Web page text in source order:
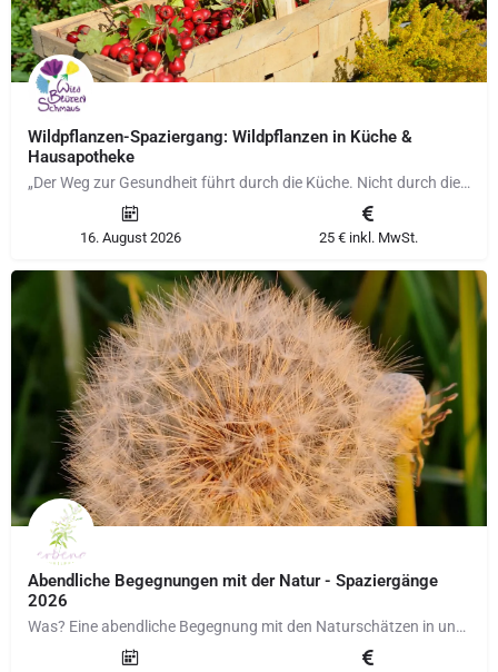
Wildpflanzen-Spaziergang: Wildpflanzen in Küche &
Hausapotheke
„Der Weg zur Gesundheit führt durch die Küche. Nicht durch die Apotheke“ ~ Sebastian Kneipp Weise Worte –…
16. August 2026 25 € inkl. MwSt.
Abendliche Begegnungen mit der Natur - Spaziergänge
2026
Was? Eine abendliche Begegnung mit den Naturschätzen in unserer direkten Umgebung. Die Wildkräuter, die…